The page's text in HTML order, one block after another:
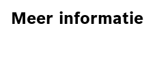
Meer informatie